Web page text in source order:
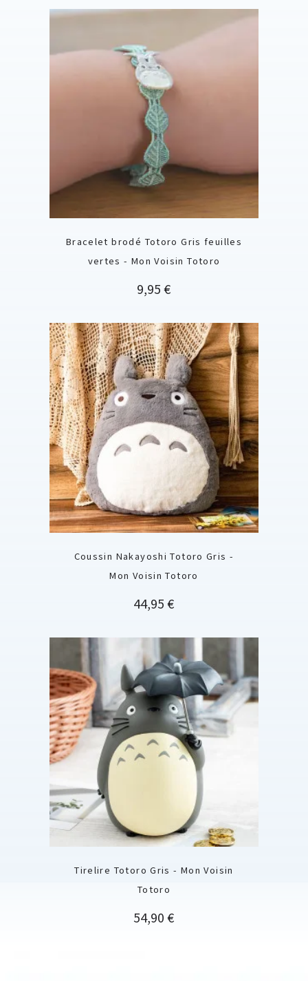
Bracelet brodé Totoro Gris feuilles
vertes - Mon Voisin Totoro
Prix
9,95 €
Coussin Nakayoshi Totoro Gris -
Mon Voisin Totoro
Prix
44,95 €
Tirelire Totoro Gris - Mon Voisin
Totoro
Prix
54,90 €